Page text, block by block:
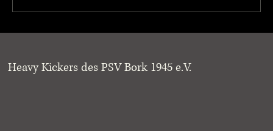
Heavy Kickers des PSV Bork 1945 e.V.